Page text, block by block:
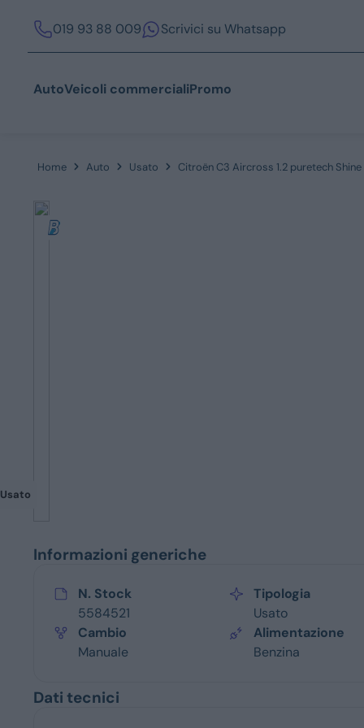
019 93 88 009 Scrivici su Whatsapp
AutoVeicoli commercialiPromo
Home Auto Usato Citroën C3 Aircross 1.2 puretech Shine
Usato
Informazioni generiche
N. Stock
5584521
Tipologia
Usato
Cambio
Manuale
Alimentazione
Benzina
Dati tecnici